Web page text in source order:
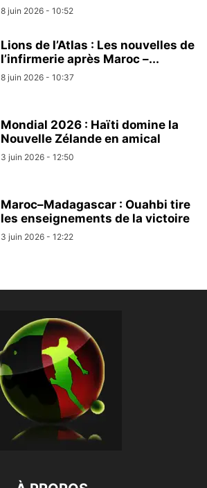
8 juin 2026 - 10:52
Lions de l’Atlas : Les nouvelles de
l’infirmerie après Maroc –...
8 juin 2026 - 10:37
Mondial 2026 : Haïti domine la
Nouvelle Zélande en amical
3 juin 2026 - 12:50
Maroc–Madagascar : Ouahbi tire
les enseignements de la victoire
3 juin 2026 - 12:22